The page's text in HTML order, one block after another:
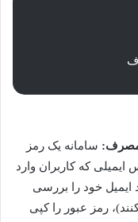
مصرف: سامانه یک رمز
که کاربران وارد
ایمیل خود را بررسی
رمز عبور را کپی